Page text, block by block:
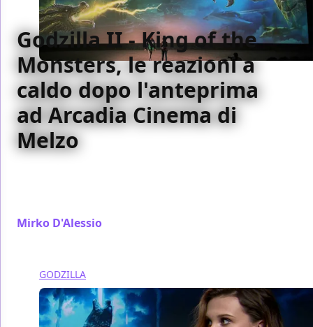
Godzilla II - King of the
Monsters, le reazioni a
caldo dopo l'anteprima
ad Arcadia Cinema di
Melzo
Mirko D'Alessio
GODZILLA